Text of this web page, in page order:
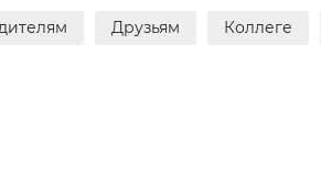
Друзьям Коллеге